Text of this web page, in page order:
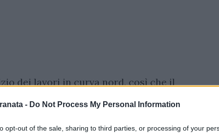
- Do Not Process My Personal Information
opt-out of the sale, sharing to third parties, or processing of your
dei lavori in curva nord, così che il
per i tifosi locali, e non solo per
lo stato dei lavori non ce ne sono state,
e sconforto tra i tifosi della